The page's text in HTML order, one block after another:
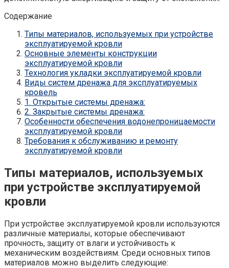
Содержание
Типы материалов, используемых при устройстве
эксплуатируемой кровли
Основные элементы конструкции
эксплуатируемой кровли
Технология укладки эксплуатируемой кровли
Виды систем дренажа для эксплуатируемых
кровель
1. Открытые системы дренажа:
2. Закрытые системы дренажа:
Особенности обеспечения водонепроницаемости
эксплуатируемой кровли
Требования к обслуживанию и ремонту
эксплуатируемой кровли
Типы материалов, используемых
при устройстве эксплуатируемой
кровли
При устройстве эксплуатируемой кровли используются
различные материалы, которые обеспечивают
прочность, защиту от влаги и устойчивость к
механическим воздействиям. Среди основных типов
материалов можно выделить следующие: